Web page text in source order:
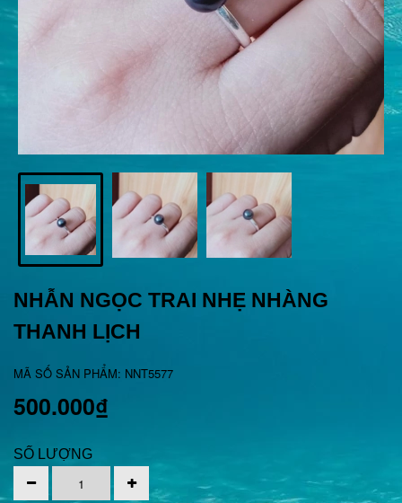
NHẪN NGỌC TRAI NHẸ NHÀNG
THANH LỊCH
MÃ SỐ SẢN PHẨM: NNT5577
500.000₫
SỐ LƯỢNG